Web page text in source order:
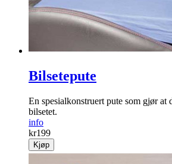
Bilsetepute
En spesialkonstruert pute som gjør at
bilsetet.
info
kr199
Kjøp